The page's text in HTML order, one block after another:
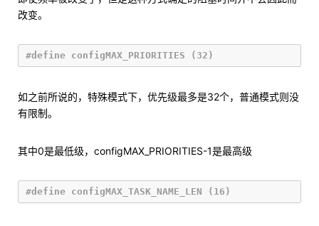
改变。
如之前所说的，特殊模式下，优先级最多是32个，普通模式则没
有限制。
其中0是最低级，configMAX_PRIORITIES-1是最高级